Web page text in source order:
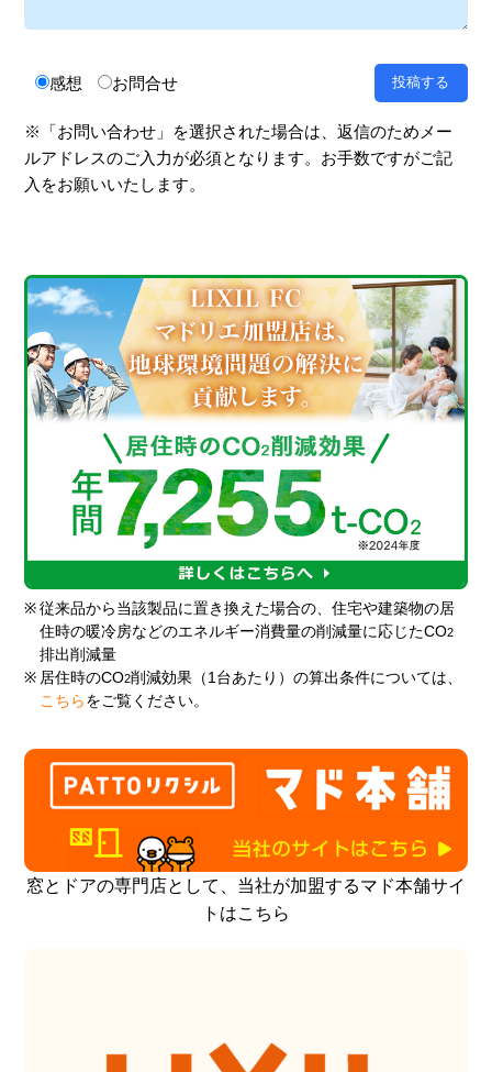
感想 お問合せ
※「お問い合わせ」を選択された場合は、返信のためメー
ルアドレスのご入力が必須となります。お手数ですがご記
入をお願いいたします。
※ 従来品から当該製品に置き換えた場合の、住宅や建築物の居
住時の暖冷房などのエネルギー消費量の削減量に応じたCO2
排出削減量
※ 居住時のCO2削減効果（1台あたり）の算出条件については、
こちら をご覧ください。
窓とドアの専門店として、当社が加盟するマド本舗サイ
トはこちら